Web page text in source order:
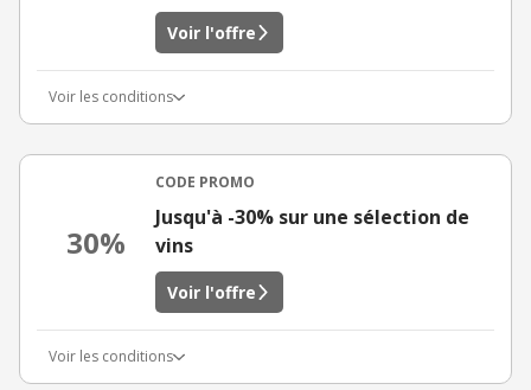
Voir l'offre
Voir les conditions
30%
CODE PROMO
Jusqu'à -30% sur une sélection de
vins
Voir l'offre
Voir les conditions